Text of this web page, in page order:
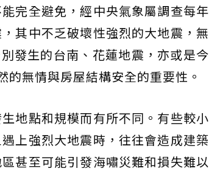
完全避免，經中央氣象屬調查每年
其中不乏破壞性強烈的大地震，無
發生的台南、花蓮地震，亦或是今
無情與房屋結構安全的重要性。
地點和規模而有所不同。有些較小
上強烈大地震時，往往會造成建築
甚至可能引發海嘯災難和損失難以